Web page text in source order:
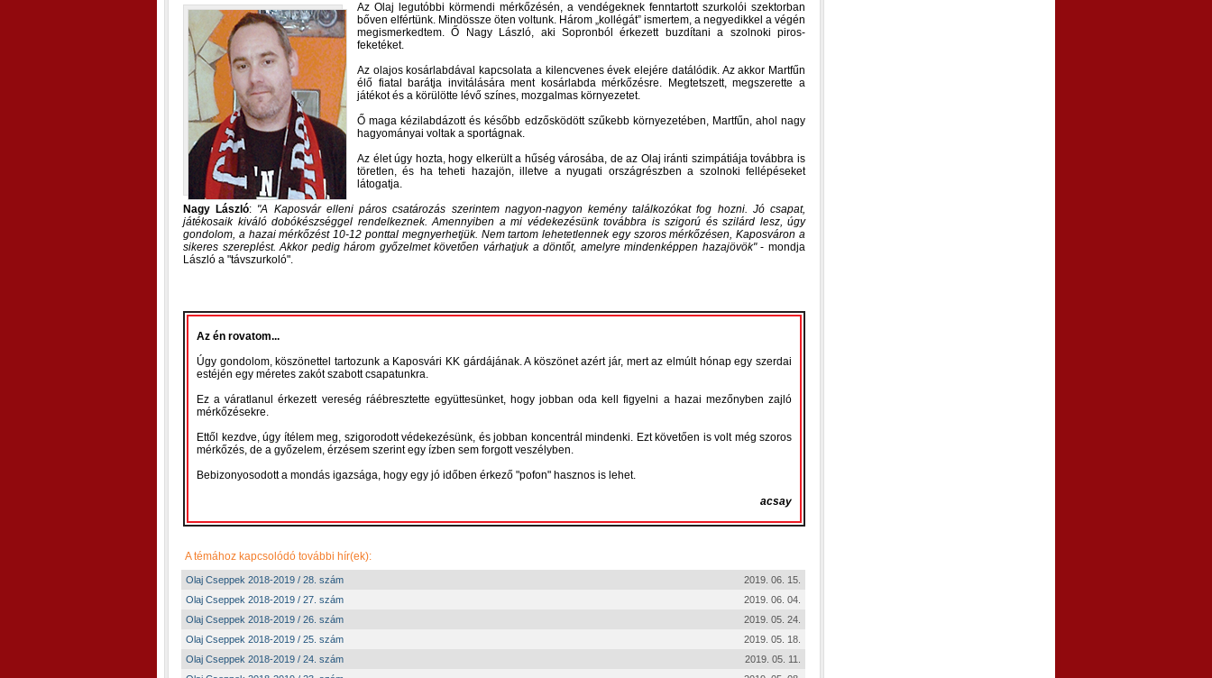
Az Olaj legutóbbi körmendi mérkőzésén, a vendégeknek fenntartott szurkolói szektorban
bőven elfértünk. Mindössze öten voltunk. Három „kollégát” ismertem, a negyedikkel a végén
megismerkedtem. Ő Nagy László, aki Sopronból érkezett buzdítani a szolnoki piros-
feketéket.
Az olajos kosárlabdával kapcsolata a kilencvenes évek elejére datálódik. Az akkor Martfűn
élő fiatal barátja invitálására ment kosárlabda mérkőzésre. Megtetszett, megszerette a
játékot és a körülötte lévő színes, mozgalmas környezetet.
Ő maga kézilabdázott és később edzősködött szűkebb környezetében, Martfűn, ahol nagy
hagyományai voltak a sportágnak.
Az élet úgy hozta, hogy elkerült a hűség városába, de az Olaj iránti szimpátiája továbbra is
töretlen, és ha teheti hazajön, illetve a nyugati országrészben a szolnoki fellépéseket
látogatja.
Nagy László:
A Kaposvár elleni páros csatározás szerintem nagyon-nagyon kemény találkozókat fog hozni. Jó csapat,
játékosaik kiváló dobókészséggel rendelkeznek. Amennyiben a mi védekezésünk továbbra is szigorú és szilárd lesz, úgy
gondolom, a hazai mérkőzést 10-12 ponttal megnyerhetjük. Nem tartom lehetetlennek egy szoros mérkőzésen, Kaposváron a
sikeres szereplést. Akkor pedig három győzelmet követően várhatjuk a döntőt, amelyre mindenképpen hazajövök - mondja
László a "távszurkoló".
Az én rovatom...
Úgy gondolom, köszönettel tartozunk a Kaposvári KK gárdájának. A köszönet azért jár, mert az elmúlt hónap egy szerdai
estéjén egy méretes zakót szabott csapatunkra.
Ez a váratlanul érkezett vereség ráébresztette együttesünket, hogy jobban oda kell figyelni a hazai mezőnyben zajló
mérkőzésekre.
Ettől kezdve, úgy ítélem meg, szigorodott védekezésünk, és jobban koncentrál mindenki. Ezt követően is volt még szoros
mérkőzés, de a győzelem, érzésem szerint egy ízben sem forgott veszélyben.
Bebizonyosodott a mondás igazsága, hogy egy jó időben érkező "pofon" hasznos is lehet.
acsay
A témához kapcsolódó további hír(ek):
Olaj Cseppek 2018-2019 / 28. szám
2019. 06. 15.
Olaj Cseppek 2018-2019 / 27. szám
2019. 06. 04.
Olaj Cseppek 2018-2019 / 26. szám
2019. 05. 24.
Olaj Cseppek 2018-2019 / 25. szám
2019. 05. 18.
Olaj Cseppek 2018-2019 / 24. szám
2019. 05. 11.